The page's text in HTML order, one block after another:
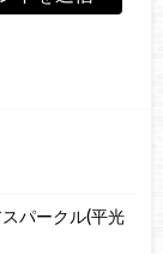
パークル(平光